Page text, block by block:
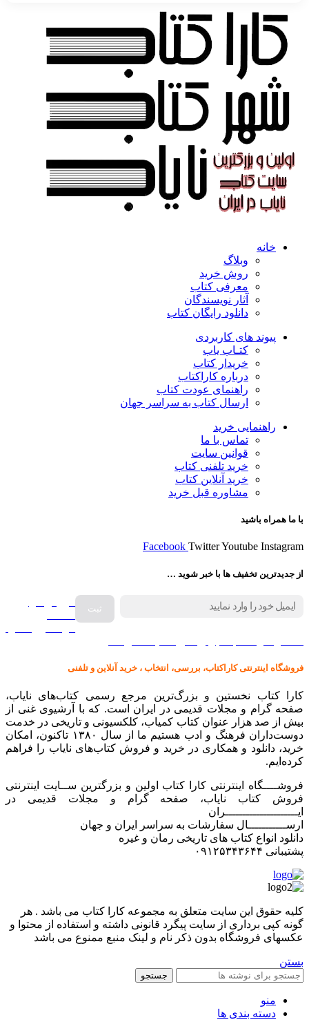
خانه
وبلاگ
روش خرید
معرفی کتاب
آثار نویسندگان
دانلود رایگان کتاب
پیوند های کاربردی
کتـاب یاب
خریدار کتاب
درباره کاراکتاب
راهنمای عودت کتاب
ارسال کتاب به سراسر جهان
راهنمایی خرید
تماس با ما
قوانین سایت
خرید تلفنی کتاب
خرید آنلاین کتاب
مشاوره قبل خرید
با ما همراه باشید
Facebook TwitterYoutube Instagram
از جدیدترین تخفیف ها با خبر شوید …
فروش انواع
فروشگاه اینترنتی کاراکتاب، بررسی، انتخاب ، خرید آنلاین و تلفنی
کارا کتاب نخستین و بزرگ‌ترین مرجع رسمی کتاب‌های نایاب،
صفحه گرام و مجلات قدیمی در ایران است. که با آرشیوی غنی از
بیش از صد هزار عنوان کتاب کمیاب، کلکسیونی و تاریخی در خدمت
دوست‌داران فرهنگ و ادب هستیم ما از سال ۱۳۸۰ تاکنون، امکان
خرید، دانلود و همکاری در خرید و فروش کتاب‌های نایاب را فراهم
کرده‌ایم.
فروشــــگاه اینترنتی کارا کتاب اولین و بزرگترین ســایت اینترنتی
فروش کتاب نایاب، صفحه گرام و مجلات قدیمی در
ایـــــــــــــــــــــران
ارســـــــــــال سفارشات به سراسر ایران و جهان
دانلود انواع کتاب های تاریخی رمان و غیره
پشتیبانی ۰۹۱۲۵۳۴۳۶۴۴
کليه حقوق اين سايت متعلق به مجموعه کارا کتاب می باشد . هر
گونه کپی برداری از سایت پیگرد قانونی داشته و استفاده از محتوا و
عکسهای فروشگاه بدون ذکر نام و لینک منبع ممنوع می باشد
بستن
جستجو
منو
دسته بندی ها